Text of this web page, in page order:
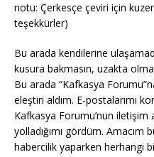
notu: Çerkesçe çeviri için
teşekkürler)
Bu arada kendilerine
kusura bakmasın, uzakta
Bu arada “Kafkasya
eleştiri aldım. E-postalarımı
Kafkasya Forumu’nun iletişim
yolladığımı gördüm.
habercilik yaparken herhangi